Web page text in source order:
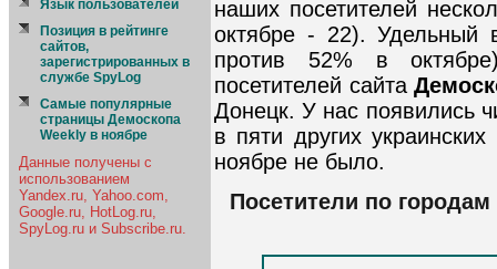
Язык пользователей
Позиция в рейтинге
сайтов,
зарегистрированных в
службе SpyLog
Самые популярные
страницы Демоскопа
Weekly в ноябре
Данные получены с
использованием
Yandex.ru, Yahoo.com,
Google.ru, HotLog.ru,
SpyLog.ru и Subscribe.ru.
наших посетителей
октябре - 22). Удельный
против 52% в
посетителей сайта
Донецк. У нас появились
в пяти других
ноябре не было.
Посетители по